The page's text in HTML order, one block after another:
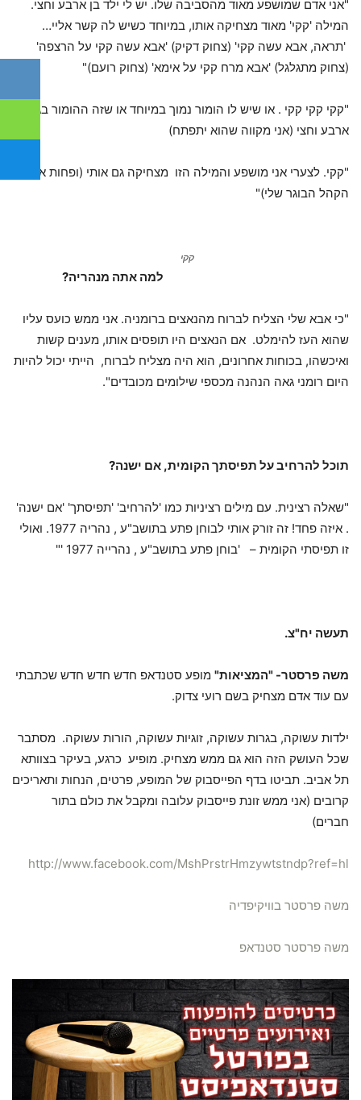
"אני אדם שמושפע מאוד מהסביבה שלו. יש לי ילד בן ארבע וחצי.
המילה 'קקי' מאוד מצחיקה אותו, במיוחד כשיש לה קשר אליי…
'תראה, אבא עשה קקי' (צחוק דקיק) 'אבא עשה קקי על הרצפה'
(צחוק מתגלגל) 'אבא מרח קקי על אימא' (צחוק רועם)"
"קקי קקי קקי . או שיש לו הומור נמוך במיוחד או שזה ההומור בגיל
ארבע וחצי (אני מקווה שהוא יתפתח)
"קקי. לצערי אני מושפע והמילה הזו מצחיקה גם אותי (ופחות את
הקהל הבוגר שלי)"
קקי
למה אתה מנהריה?
"כי אבא שלי הצליח לברוח מהנאצים ברומניה. אני ממש כועס עליו
שהוא העז להימלט. אם הנאצים היו תופסים אותו, מענים קשות
ואיכשהו, בכוחות אחרונים, הוא היה מצליח לברוח, הייתי יכול להיות
היום רומני גאה הנהנה מכספי שילומים מכובדים".
תוכל להרחיב על תפיסתך הקומית, אם ישנה?
"שאלה רצינית. עם מילים רציניות כמו 'להרחיב' 'תפיסתך' 'אם ישנה'
. איזה פחד! זה זורק אותי לבוחן פתע בתושב"ע , נהריה 1977. ואולי
זו תפיסתי הקומית – 'בוחן פתע בתושב"ע , נהרייה 1977 '"
תעשה יח"צ.
משה פרסטר- "המציאות" מופע סטנדאפ חדש חדש חדש שכתבתי
עם עוד אדם מצחיק בשם רועי צדוק.
ילדות עשוקה, בגרות עשוקה, זוגיות עשוקה, הורות עשוקה. מסתבר
שכל העושק הזה הוא גם ממש מצחיק. מופיע כרגע, בעיקר בצוותא
תל אביב. תביטו בדף הפייסבוק של המופע, פרטים, הנחות ותאריכים
קרובים (אני ממש זונת פייסבוק עלובה ומקבל את כולם בתור
חברים)
http://www.facebook.com/MshPrstrHmzywtstndp?ref=hl
משה פרסטר בוויקיפדיה
משה פרסטר סטנדאפ